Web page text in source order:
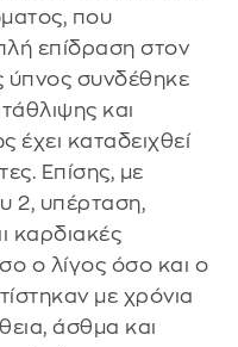
που
επίδραση στον
ύπνος συνδέθηκε
και
έχει καταδειχθεί
Επίσης, με
2, υπέρταση,
καρδιακές
ο λίγος όσο και ο
με χρόνια
άσθμα και